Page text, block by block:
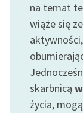
na temat
wiąże się
skarbnicą
życia,